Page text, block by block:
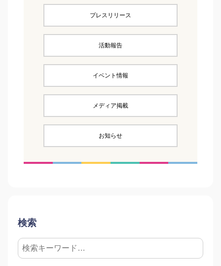
プレスリリース
活動報告
イベント情報
メディア掲載
お知らせ
検索